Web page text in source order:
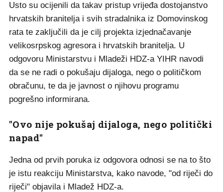
Usto su ocijenili da takav pristup vrijeđa dostojanstvo
hrvatskih branitelja i svih stradalnika iz Domovinskog
rata te zaključili da je cilj projekta izjednačavanje
velikosrpskog agresora i hrvatskih branitelja. U
odgovoru Ministarstvu i Mladeži HDZ-a YIHR navodi
da se ne radi o pokušaju dijaloga, nego o političkom
obračunu, te da je javnost o njihovu programu
pogrešno informirana.
"Ovo nije pokušaj dijaloga, nego politički
napad"
Jedna od prvih poruka iz odgovora odnosi se na to što
je istu reakciju Ministarstva, kako navode, "od riječi do
riječi" objavila i Mladež HDZ-a.